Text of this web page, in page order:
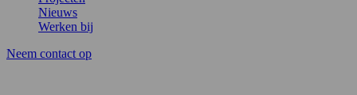
Nieuws
Werken bij
Neem contact op